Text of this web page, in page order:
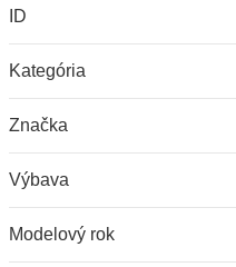
ID
Kategória
Značka
Výbava
Modelový rok